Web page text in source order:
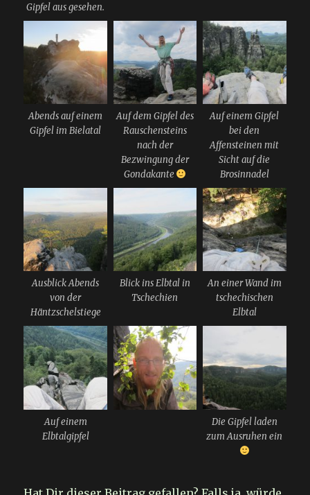
Gipfel aus gesehen.
Abends auf einem
Gipfel im Bielatal
Auf dem Gipfel des
Rauschensteins
nach der
Bezwingung der
Gondakante
Auf einem Gipfel
bei den
Affensteinen mit
Sicht auf die
Brosinnadel
Ausblick Abends
von der
Häntzschelstiege
Blick ins Elbtal in
Tschechien
An einer Wand im
tschechischen
Elbtal
Auf einem
Elbtalgipfel
Die Gipfel laden
zum Ausruhen ein